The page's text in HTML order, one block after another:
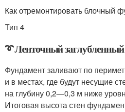
Как отремонтировать блочный
Тип 4
➰ Ленточный заглубленный
Фундамент заливают по
и в местах, где будут несущие
на глубину 0,2—0,3 м ниже
Итоговая высота стен